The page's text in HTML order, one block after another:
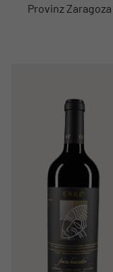
Provinz